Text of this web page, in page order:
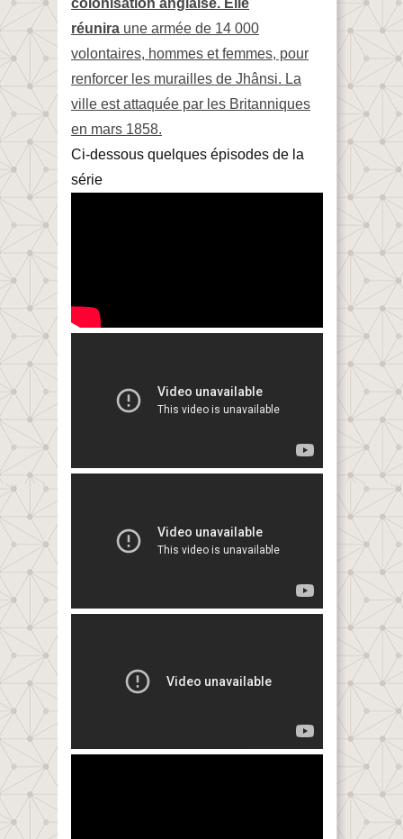
colonisation anglaise. Elle
réunira une armée de 14 000
volontaires, hommes et femmes, pour
renforcer les murailles de Jhânsi. La
ville est attaquée par les Britanniques
en mars 1858.
Ci-dessous quelques épisodes de la
série